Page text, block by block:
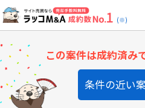
(※)
この案件は成約済み
条件の近い